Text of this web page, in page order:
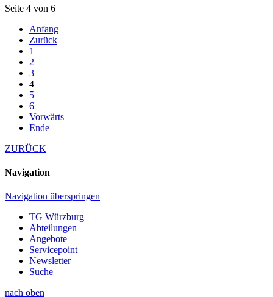
Seite 4 von 6
Anfang
Zurück
1
2
3
4
5
6
Vorwärts
Ende
ZURÜCK
Navigation
Navigation überspringen
TG Würzburg
Abteilungen
Angebote
Servicepoint
Newsletter
Suche
nach oben